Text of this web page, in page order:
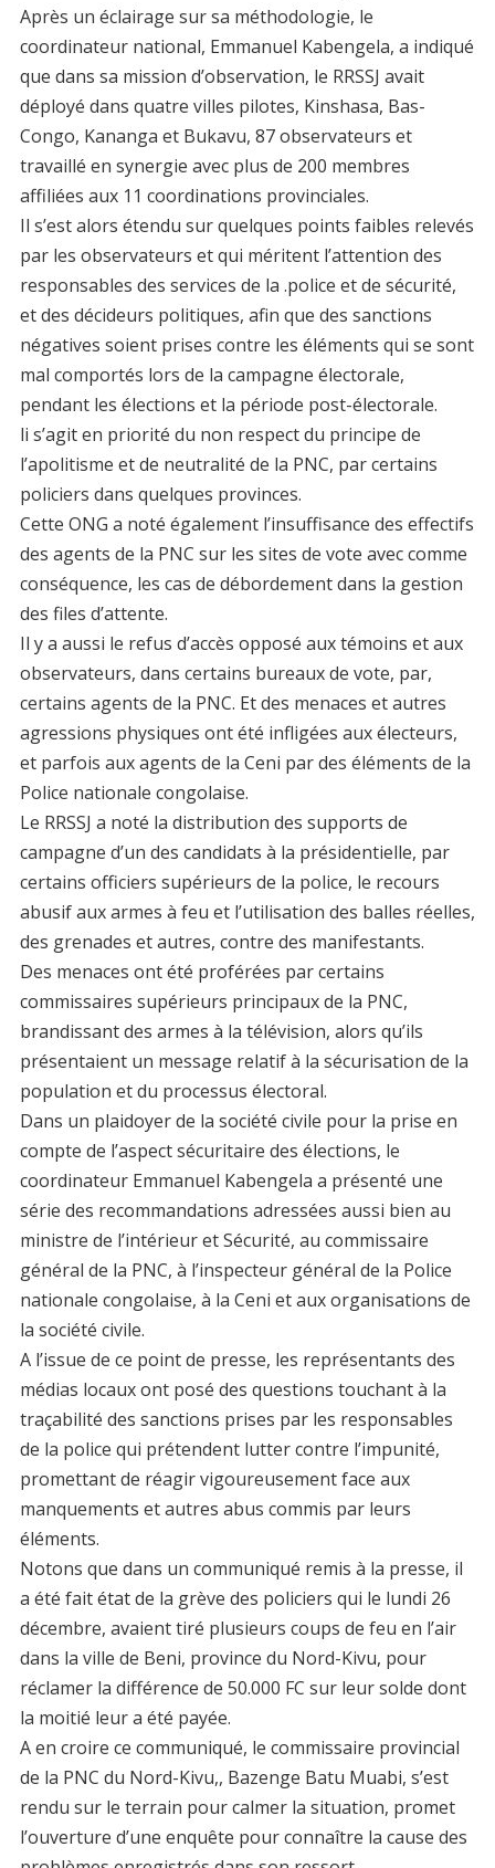
Après un éclairage sur sa méthodologie, le
coordinateur national, Emmanuel Kabengela, a indiqué
que dans sa mission d’observation, le RRSSJ avait
déployé dans quatre villes pilotes, Kinshasa, Bas-
Congo, Kananga et Bukavu, 87 observateurs et
travaillé en synergie avec plus de 200 membres
affiliées aux 11 coordinations provinciales.
Il s’est alors étendu sur quelques points faibles relevés
par les observateurs et qui méritent l’attention des
responsables des services de la .police et de sécurité,
et des décideurs politiques, afin que des sanctions
négatives soient prises contre les éléments qui se sont
mal comportés lors de la campagne électorale,
pendant les élections et la période post-électorale.
li s’agit en priorité du non respect du principe de
l’apolitisme et de neutralité de la PNC, par certains
policiers dans quelques provinces.
Cette ONG a noté également l’insuffisance des effectifs
des agents de la PNC sur les sites de vote avec comme
conséquence, les cas de débordement dans la gestion
des files d’attente.
Il y a aussi le refus d’accès opposé aux témoins et aux
observateurs, dans certains bureaux de vote, par,
certains agents de la PNC. Et des menaces et autres
agressions physiques ont été infligées aux électeurs,
et parfois aux agents de la Ceni par des éléments de la
Police nationale congolaise.
Le RRSSJ a noté la distribution des supports de
campagne d’un des candidats à la présidentielle, par
certains officiers supérieurs de la police, le recours
abusif aux armes à feu et l’utilisation des balles réelles,
des grenades et autres, contre des manifestants.
Des menaces ont été proférées par certains
commissaires supérieurs principaux de la PNC,
brandissant des armes à la télévision, alors qu’ils
présentaient un message relatif à la sécurisation de la
population et du processus électoral.
Dans un plaidoyer de la société civile pour la prise en
compte de l’aspect sécuritaire des élections, le
coordinateur Emmanuel Kabengela a présenté une
série des recommandations adressées aussi bien au
ministre de l’intérieur et Sécurité, au commissaire
général de la PNC, à l’inspecteur général de la Police
nationale congolaise, à la Ceni et aux organisations de
la société civile.
A l’issue de ce point de presse, les représentants des
médias locaux ont posé des questions touchant à la
traçabilité des sanctions prises par les responsables
de la police qui prétendent lutter contre l’impunité,
promettant de réagir vigoureusement face aux
manquements et autres abus commis par leurs
éléments.
Notons que dans un communiqué remis à la presse, il
a été fait état de la grève des policiers qui le lundi 26
décembre, avaient tiré plusieurs coups de feu en l’air
dans la ville de Beni, province du Nord-Kivu, pour
réclamer la différence de 50.000 FC sur leur solde dont
la moitié leur a été payée.
A en croire ce communiqué, le commissaire provincial
de la PNC du Nord-Kivu,, Bazenge Batu Muabi, s’est
rendu sur le terrain pour calmer la situation, promet
l’ouverture d’une enquête pour connaître la cause des